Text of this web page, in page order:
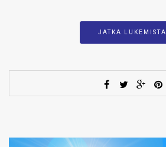
JATKA LUKEMISTA